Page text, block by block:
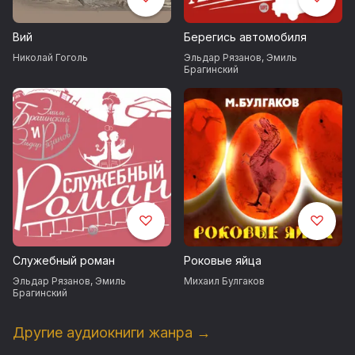
Победитель национального конкурса «Книга года» в
номинации «Электронные издания и аудиокниги».
В ролях:
Автор – Алексей Багдасаров
Мастер – Кирилл Пирогов
Маргарита – Ксения Раппопорт
Воланд – Максим Суханов
Коровьев – Анатолий Белый (признан иноагентом
15/12/2023)
Азазелло – Игорь Яцко
Вий
Николай Гоголь
Берегись автомобиля
Эльдар Рязанов, Эмиль
Брагинский
Служебный роман
Эльдар Рязанов, Эмиль
Брагинский
Роковые яйца
Михаил Булгаков
Другие аудиокниги жанра →